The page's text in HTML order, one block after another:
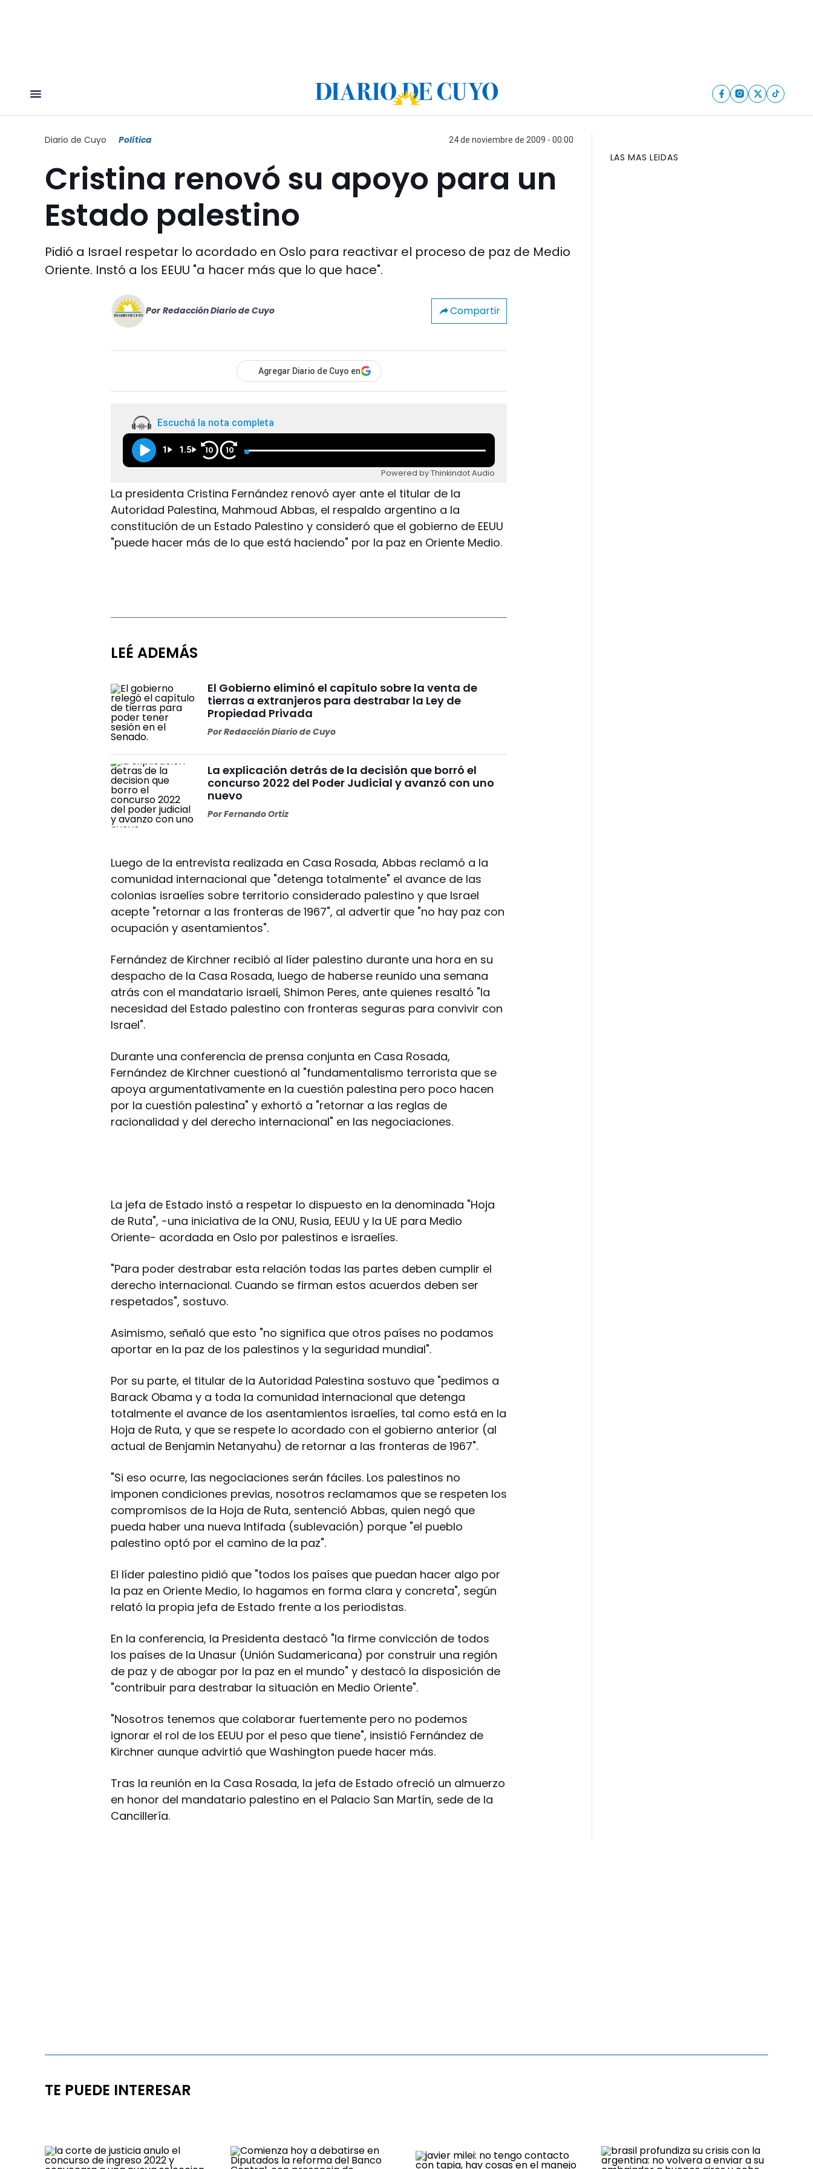
Diario de Cuyo Política 24 de noviembre de 2009 - 00:00
Cristina renovó su apoyo para un
Estado palestino
Pidió a Israel respetar lo acordado en Oslo para reactivar el proceso de paz de Medio
Oriente. Instó a los EEUU "a hacer más que lo que hace".
Por Redacción Diario de Cuyo Compartir
Agregar Diario de Cuyo en
Escuchá la nota completa
1 1.5 10 10
Powered by Thinkindot Audio
La presidenta Cristina Fernández renovó ayer ante el titular de la
Autoridad Palestina, Mahmoud Abbas, el respaldo argentino a la
constitución de un Estado Palestino y consideró que el gobierno de EEUU
"puede hacer más de lo que está haciendo" por la paz en Oriente Medio.
LEÉ ADEMÁS
El Gobierno eliminó el capítulo sobre la venta de
tierras a extranjeros para destrabar la Ley de
Propiedad Privada
PorRedacción Diario de Cuyo
La explicación detrás de la decisión que borró el
concurso 2022 del Poder Judicial y avanzó con uno
nuevo
PorFernando Ortiz
Luego de la entrevista realizada en Casa Rosada, Abbas reclamó a la
comunidad internacional que "detenga totalmente" el avance de las
colonias israelíes sobre territorio considerado palestino y que Israel
acepte "retornar a las fronteras de 1967", al advertir que "no hay paz con
ocupación y asentamientos".
Fernández de Kirchner recibió al líder palestino durante una hora en su
despacho de la Casa Rosada, luego de haberse reunido una semana
atrás con el mandatario israelí, Shimon Peres, ante quienes resaltó "la
necesidad del Estado palestino con fronteras seguras para convivir con
Israel".
Durante una conferencia de prensa conjunta en Casa Rosada,
Fernández de Kirchner cuestionó al "fundamentalismo terrorista que se
apoya argumentativamente en la cuestión palestina pero poco hacen
por la cuestión palestina" y exhortó a "retornar a las reglas de
racionalidad y del derecho internacional" en las negociaciones.
La jefa de Estado instó a respetar lo dispuesto en la denominada "Hoja
de Ruta", -una iniciativa de la ONU, Rusia, EEUU y la UE para Medio
Oriente- acordada en Oslo por palestinos e israelíes.
"Para poder destrabar esta relación todas las partes deben cumplir el
derecho internacional. Cuando se firman estos acuerdos deben ser
respetados", sostuvo.
Asimismo, señaló que esto "no significa que otros países no podamos
aportar en la paz de los palestinos y la seguridad mundial".
Por su parte, el titular de la Autoridad Palestina sostuvo que "pedimos a
Barack Obama y a toda la comunidad internacional que detenga
totalmente el avance de los asentamientos israelíes, tal como está en la
Hoja de Ruta, y que se respete lo acordado con el gobierno anterior (al
actual de Benjamin Netanyahu) de retornar a las fronteras de 1967".
"Si eso ocurre, las negociaciones serán fáciles. Los palestinos no
imponen condiciones previas, nosotros reclamamos que se respeten los
compromisos de la Hoja de Ruta, sentenció Abbas, quien negó que
pueda haber una nueva Intifada (sublevación) porque "el pueblo
palestino optó por el camino de la paz".
El líder palestino pidió que "todos los países que puedan hacer algo por
la paz en Oriente Medio, lo hagamos en forma clara y concreta", según
relató la propia jefa de Estado frente a los periodistas.
En la conferencia, la Presidenta destacó "la firme convicción de todos
los países de la Unasur (Unión Sudamericana) por construir una región
de paz y de abogar por la paz en el mundo" y destacó la disposición de
"contribuir para destrabar la situación en Medio Oriente".
"Nosotros tenemos que colaborar fuertemente pero no podemos
ignorar el rol de los EEUU por el peso que tiene", insistió Fernández de
Kirchner aunque advirtió que Washington puede hacer más.
Tras la reunión en la Casa Rosada, la jefa de Estado ofreció un almuerzo
en honor del mandatario palestino en el Palacio San Martín, sede de la
Cancillería.
LAS MAS LEIDAS
TE PUEDE INTERESAR